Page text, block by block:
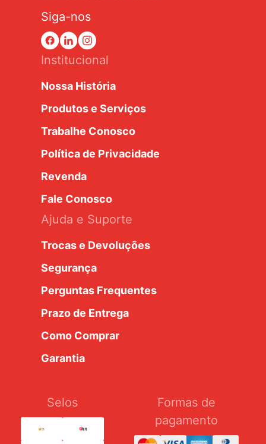
Siga-nos
Institucional
Nossa História
Produtos e Serviços
Trabalhe Conosco
Política de Privacidade
Revenda
Fale Conosco
Ajuda e Suporte
Trocas e Devoluções
Segurança
Perguntas Frequentes
Prazo de Entrega
Como Comprar
Garantia
Selos
Formas de
pagamento